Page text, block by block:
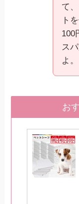
て
ト
100
ス
よ。
お